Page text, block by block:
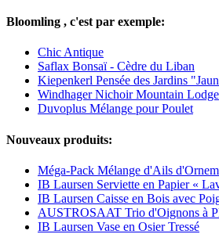
Bloomling , c'est par exemple:
Chic Antique
Saflax Bonsaï - Cèdre du Liban
Kiepenkerl Pensée des Jardins
Windhager Nichoir Mountain Lodge
Duvoplus Mélange pour Poulet
Nouveaux produits:
Méga-Pack Mélange d'Ails
IB Laursen Serviette en Papier «
IB Laursen Caisse en Bois avec
AUSTROSAAT Trio d'Oignons à
IB Laursen Vase en Osier Tressé